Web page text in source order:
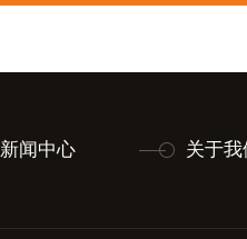
新闻中心 关于我